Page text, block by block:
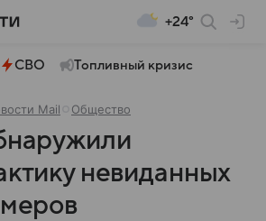
+24°
СВО Топливный кризис
Mail Общество
невиданных